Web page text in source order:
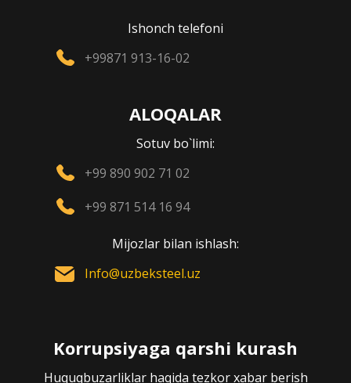
Ishonch telefoni
+99871 913-16-02
ALOQALAR
Sotuv bo`limi:
+99 890 902 71 02
+99 871 514 16 94
Mijozlar bilan ishlash:
Info@uzbeksteel.uz
Korrupsiyaga qarshi kurash
Huquqbuzarliklar haqida tezkor xabar berish